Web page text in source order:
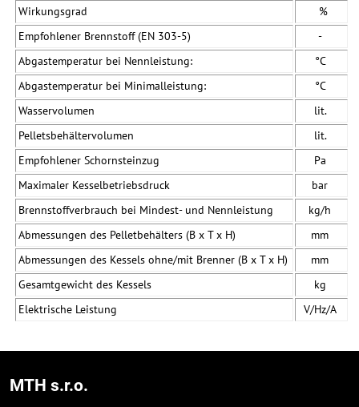
Wirkungsgrad
%
Empfohlener Brennstoff (EN 303-5)
-
Abgastemperatur bei Nennleistung:
°C
Abgastemperatur bei Minimalleistung:
°C
Wasservolumen
lit.
Pelletsbehältervolumen
lit.
Empfohlener Schornsteinzug
Pa
Maximaler Kesselbetriebsdruck
bar
Brennstoffverbrauch bei Mindest- und Nennleistung
kg/h
Abmessungen des Pelletbehälters (B x T x H)
mm
Abmessungen des Kessels ohne/mit Brenner (B x T x H)
mm
Gesamtgewicht des Kessels
kg
Elektrische Leistung
V/Hz/A
MTH s.r.o.